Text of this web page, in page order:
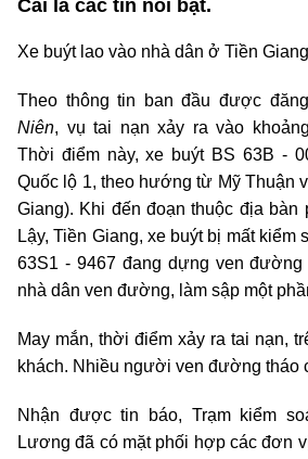
Cái là các tin nổi bật.
Xe buýt lao vào nhà dân ở Tiền Giang
Theo thông tin ban đầu được
Niên, vụ tai nạn xảy ra vào
Thời điểm này, xe buýt BS 63B -
Quốc lộ 1, theo hướng từ Mỹ Thuận
Giang). Khi đến đoạn thuộc địa
Lậy, Tiền Giang, xe buýt bị mất kiểm
63S1 - 9467 đang dựng ven
nhà dân ven đường, làm sập một
May mắn, thời điểm xảy ra tai nạn,
khách. Nhiều người ven đường tháo
Nhận được tin báo, Trạm kiểm
Lương đã có mặt phối hợp các đơn